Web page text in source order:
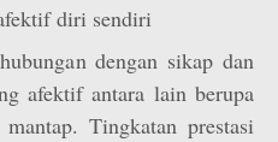
diri sendiri
dengan sikap dan
afektif antara lain berupa
Tingkatan prestasi